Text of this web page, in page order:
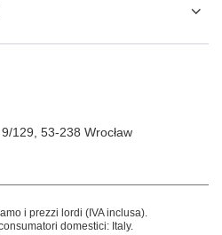
129 53-238 Wrocław
i prezzi lordi (IVA inclusa).
domestici: Italy.